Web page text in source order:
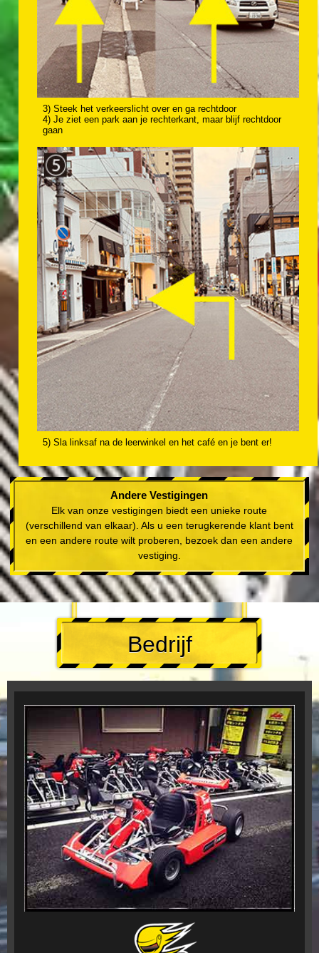
3) Steek het verkeerslicht over en ga rechtdoor
4) Je ziet een park aan je rechterkant, maar blijf rechtdoor
gaan
5) Sla linksaf na de leerwinkel en het café en je bent er!
Andere Vestigingen
Elk van onze vestigingen biedt een unieke route
(verschillend van elkaar). Als u een terugkerende klant bent
en een andere route wilt proberen, bezoek dan een andere
vestiging.
Bedrijf